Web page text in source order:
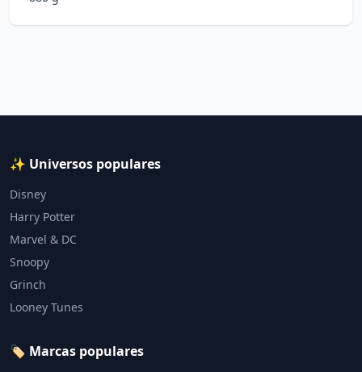
✨ Universos populares
Disney
Harry Potter
Marvel & DC
Snoopy
Grinch
Looney Tunes
🏷️ Marcas populares